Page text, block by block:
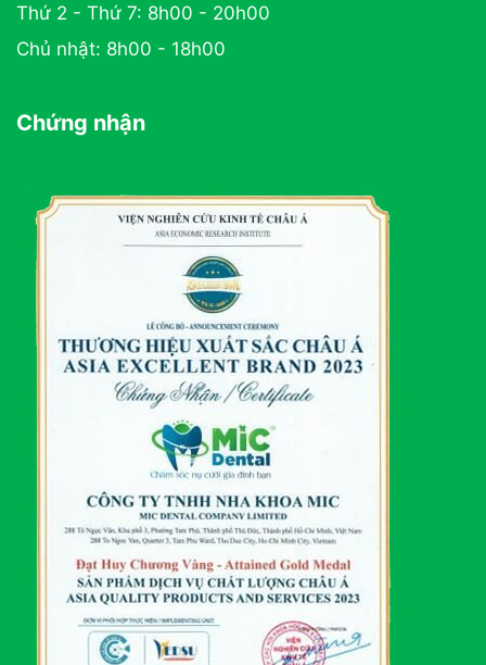
Thứ 2 - Thứ 7: 8h00 - 20h00
Chủ nhật: 8h00 - 18h00
Chứng nhận